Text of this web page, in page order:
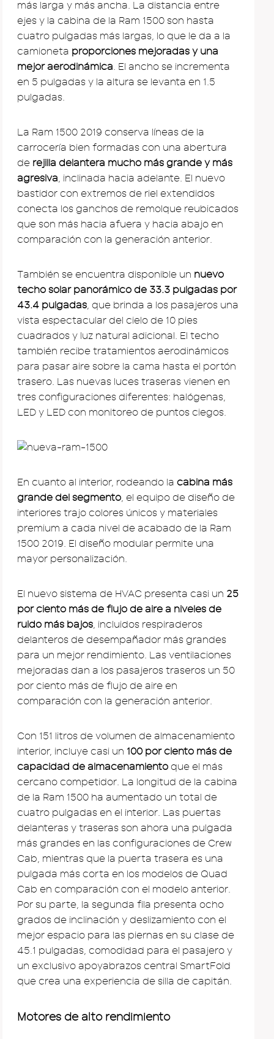
más larga y más ancha. La distancia entre
ejes y la cabina de la Ram 1500 son hasta
cuatro pulgadas más largas, lo que le da a la
camioneta proporciones mejoradas y una
mejor aerodinámica. El ancho se incrementa
en 5 pulgadas y la altura se levanta en 1.5
pulgadas.
La Ram 1500 2019 conserva líneas de la
carrocería bien formadas con una abertura
de rejilla delantera mucho más grande y más
agresiva, inclinada hacia adelante. El nuevo
bastidor con extremos de riel extendidos
conecta los ganchos de remolque reubicados
que son más hacia afuera y hacia abajo en
comparación con la generación anterior.
También se encuentra disponible un nuevo
techo solar panorámico de 33.3 pulgadas por
43.4 pulgadas, que brinda a los pasajeros una
vista espectacular del cielo de 10 pies
cuadrados y luz natural adicional. El techo
también recibe tratamientos aerodinámicos
para pasar aire sobre la cama hasta el portón
trasero. Las nuevas luces traseras vienen en
tres configuraciones diferentes: halógenas,
LED y LED con monitoreo de puntos ciegos.
En cuanto al interior, rodeando la cabina más
grande del segmento, el equipo de diseño de
interiores trajo colores únicos y materiales
premium a cada nivel de acabado de la Ram
1500 2019. El diseño modular permite una
mayor personalización.
El nuevo sistema de HVAC presenta casi un 25
por ciento más de flujo de aire a niveles de
ruido más bajos, incluidos respiraderos
delanteros de desempañador más grandes
para un mejor rendimiento. Las ventilaciones
mejoradas dan a los pasajeros traseros un 50
por ciento más de flujo de aire en
comparación con la generación anterior.
Con 151 litros de volumen de almacenamiento
interior, incluye casi un 100 por ciento más de
capacidad de almacenamiento que el más
cercano competidor. La longitud de la cabina
de la Ram 1500 ha aumentado un total de
cuatro pulgadas en el interior. Las puertas
delanteras y traseras son ahora una pulgada
más grandes en las configuraciones de Crew
Cab, mientras que la puerta trasera es una
pulgada más corta en los modelos de Quad
Cab en comparación con el modelo anterior.
Por su parte, la segunda fila presenta ocho
grados de inclinación y deslizamiento con el
mejor espacio para las piernas en su clase de
45.1 pulgadas, comodidad para el pasajero y
un exclusivo apoyabrazos central SmartFold
que crea una experiencia de silla de capitán.
Motores de alto rendimiento